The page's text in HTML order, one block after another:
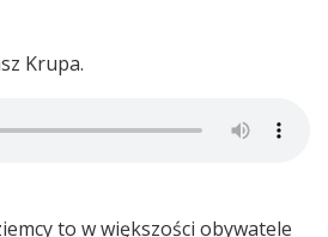
Krupa.
to w większości obywatele